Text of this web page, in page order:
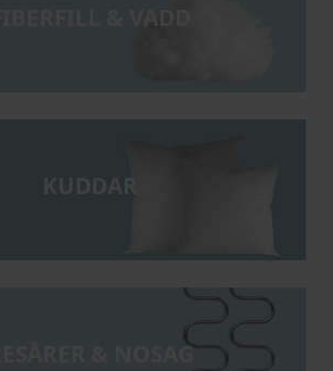
KUDDAR
RESÅRER & NOSAG